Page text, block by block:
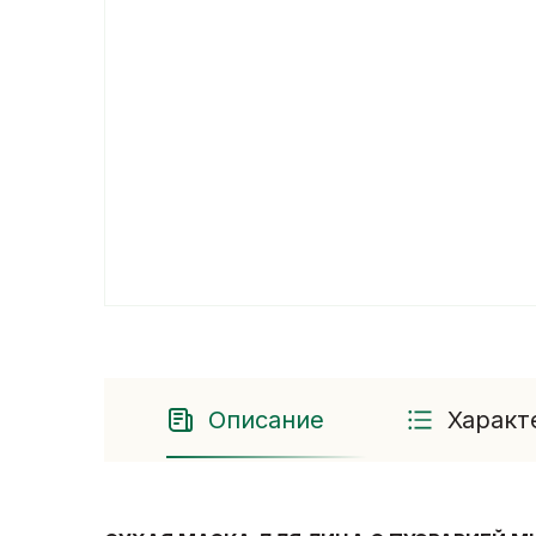
Описание